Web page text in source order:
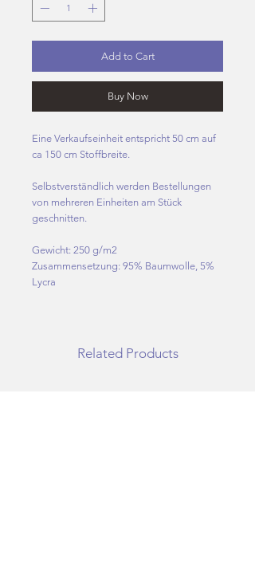
Add to Cart
Buy Now
Eine Verkaufseinheit entspricht 50 cm auf
ca 150 cm Stoffbreite.
Selbstverständlich werden Bestellungen
von mehreren Einheiten am Stück
geschnitten.
Gewicht: 250 g/m2
Zusammensetzung: 95% Baumwolle, 5%
Lycra
Related Products